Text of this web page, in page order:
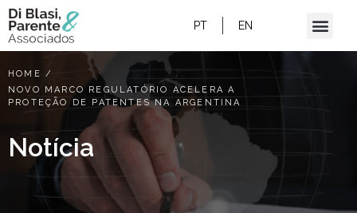
PT EN
HOME /
NOVO MARCO REGULATÓRIO ACELERA A
PROTEÇÃO DE PATENTES NA ARGENTINA
Notícia